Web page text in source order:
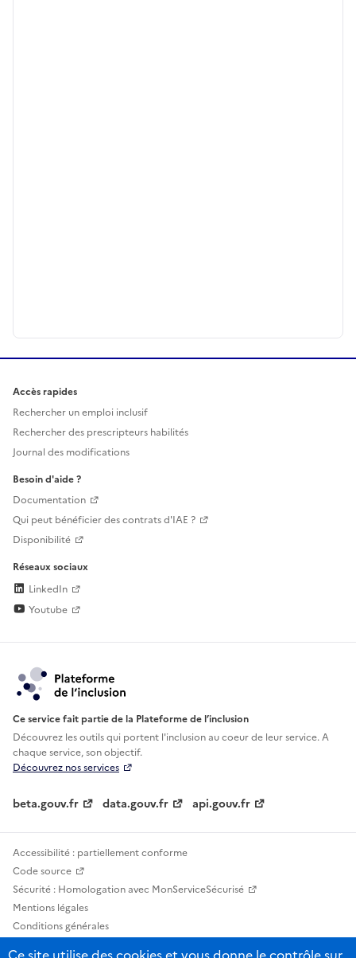
Accès rapides
Rechercher un emploi inclusif
Rechercher des prescripteurs habilités
Journal des modifications
Besoin d'aide ?
Documentation
Qui peut bénéficier des contrats d'IAE ?
Disponibilité
Réseaux sociaux
LinkedIn
Youtube
Ce service fait partie de la Plateforme de l’inclusion
Découvrez les outils qui portent l'inclusion aucoeur de leur service. A
chaque service, son objectif.
Découvrez nos services
beta.gouv.fr data.gouv.fr api.gouv.fr
Accessibilité : partiellement conforme
Code source
Sécurité : Homologation avec MonServiceSécurisé
Mentions légales
Conditions générales